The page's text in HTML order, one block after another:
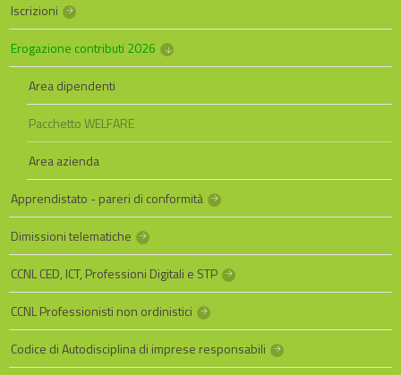
Iscrizioni
Erogazione contributi 2026
Area dipendenti
Pacchetto WELFARE
Area azienda
Apprendistato - pareri di conformità
Dimissioni telematiche
CCNL CED, ICT, Professioni Digitali e STP
CCNL Professionisti non ordinistici
Codice di Autodisciplina di imprese responsabili